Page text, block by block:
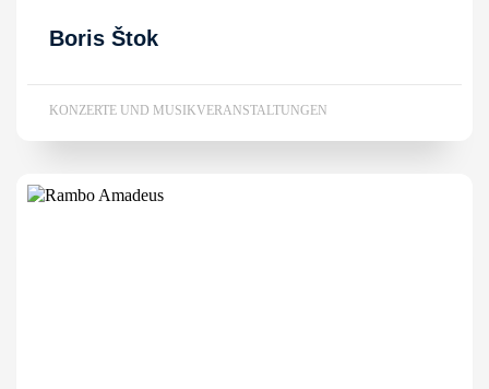
Boris Štok
KONZERTE UND MUSIKVERANSTALTUNGEN